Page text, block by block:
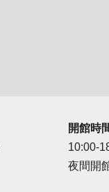
開館時
10:00-
夜間開